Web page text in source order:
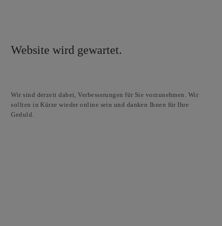
Website wird gewartet.
Wir sind derzeit dabei, Verbesserungen für Sie vorzunehmen. Wir
sollten in Kürze wieder online sein und danken Ihnen für Ihre
Geduld.